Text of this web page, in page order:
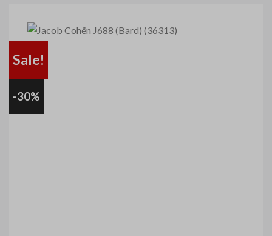
Sale!
-30%